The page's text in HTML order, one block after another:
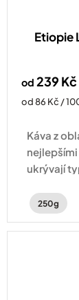
Etiopie
od 239 Kč
Měrná
od 86 Kč /
Káva z
ukrývají
peckovin
250g